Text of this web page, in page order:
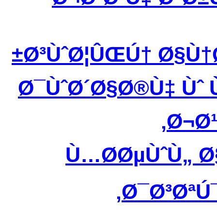
Ø³ÙˆØ¦ÛŒÚ†
Ø¯ÙˆØ´Ø§Ø®Ù‡
Ù…Ø­ØµÙˆÙ„